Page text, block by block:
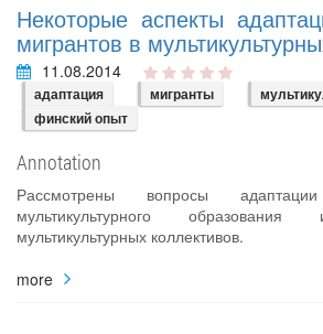
Некоторые аспекты
мигрантов в
11.08.2014
адаптация мигранты
финский опыт
Annotation
Рассмотрены вопросы
мультикультурного
мультикультурных коллективов.
more